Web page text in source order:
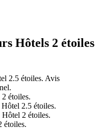
Hôtels 2 étoiles
2.5 étoiles. Avis
étoiles.
2.5 étoiles.
2 étoiles.
étoiles.